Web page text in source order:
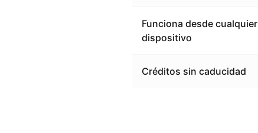
Funciona desde cualquier
dispositivo
Créditos sin caducidad